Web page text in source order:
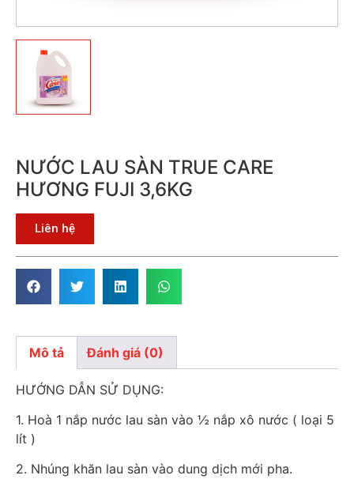
NƯỚC LAU SÀN TRUE CARE
HƯƠNG FUJI 3,6KG
Liên hệ
Mô tả Đánh giá (0)
Mô tả
HƯỚNG DẪN SỬ DỤNG:
1. Hoà 1 nắp nước lau sàn vào ½ nắp xô nước ( loại 5
lít )
2. Nhúng khăn lau sàn vào dung dịch mới pha.